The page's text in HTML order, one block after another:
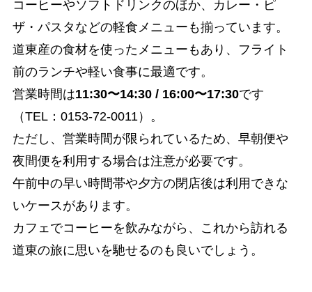
コーヒーやソフトドリンクのほか、カレー・ピ
ザ・パスタなどの軽食メニューも揃っています。
道東産の食材を使ったメニューもあり、フライト
前のランチや軽い食事に最適です。
営業時間は11:30〜14:30 / 16:00〜17:30です
（TEL：0153-72-0011）。
ただし、営業時間が限られているため、早朝便や
夜間便を利用する場合は注意が必要です。
午前中の早い時間帯や夕方の閉店後は利用できな
いケースがあります。
カフェでコーヒーを飲みながら、これから訪れる
道東の旅に思いを馳せるのも良いでしょう。